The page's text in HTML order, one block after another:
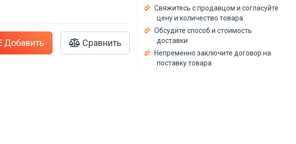
Добавить Сравнить
Свяжитесь с продавцом и согласуйте
цену и количество товара
Обсудите способ и стоимость
доставки
Непременно заключите договор на
поставку товара